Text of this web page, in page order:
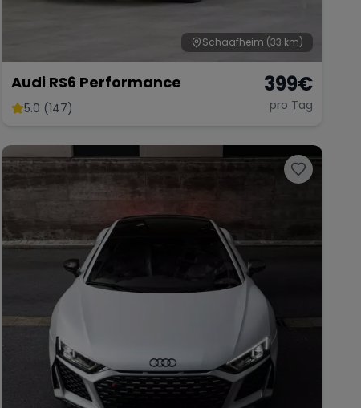
Schaafheim (33 km)
Audi RS6 Performance
5.0 (147)
399€
pro Tag